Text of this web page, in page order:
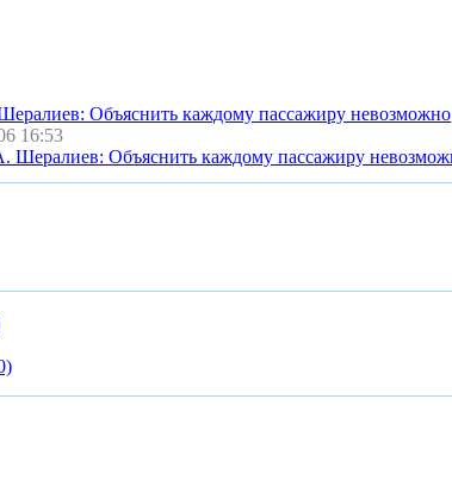
Объяснить каждому пассажиру невозможно
16:53